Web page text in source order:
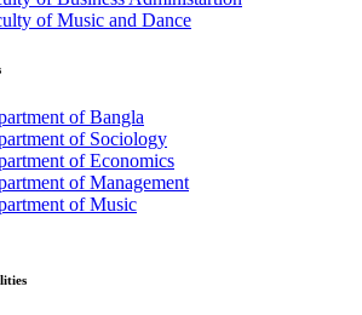
of Music and Dance
of Bangla
of Sociology
of Economics
of Management
of Music